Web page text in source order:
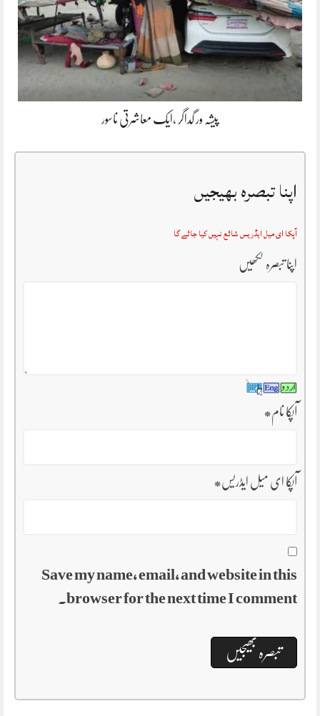
پیشہ ور گداگر ،ایک معاشرتی ناسور
اپنا تبصرہ بھیجیں
آپکا ای میل ایڈریس شائع نہیں کیا جائے گا
اپنا تبصرہ لکھیں
آپکا نام*
آپکا ای میل ایڈریس*
Save my name, email, and website in this
browser for the next time I comment.